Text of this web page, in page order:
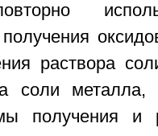
раствора
соли металла,
получения и